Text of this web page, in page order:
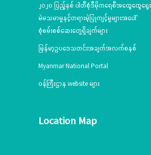
၂၀၂၀ ပြည့်နှစ် ပါတီစုံဒီမိုကရေစီအထွေထွေရွ
မဲမသမာမှုနှင့်တရားမဲ့ပြုကျင့်မှုများအပေါ်
စုံစမ်းစစ်ဆေးတွေ့ရှိချက်များ
မြန်မာ့ဥပဒေသတင်းအချက်အလက်စနစ်
Myanmar National Portal
ဝန်ကြီးဌာန website များ
Location Map